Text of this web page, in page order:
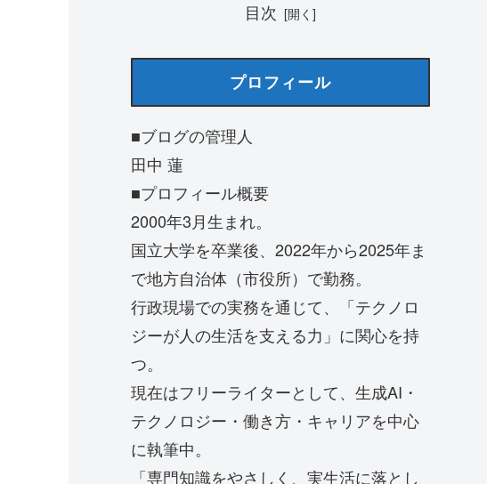
目次
プロフィール
■ブログの管理人
田中 蓮
■プロフィール概要
2000年3月生まれ。
国立大学を卒業後、2022年から2025年ま
で地方自治体（市役所）で勤務。
行政現場での実務を通じて、「テクノロ
ジーが人の生活を支える力」に関心を持
つ。
現在はフリーライターとして、生成AI・
テクノロジー・働き方・キャリアを中心
に執筆中。
「専門知識をやさしく、実生活に落とし